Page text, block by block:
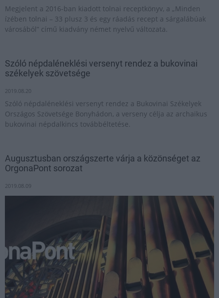
Megjelent a 2016-ban kiadott tolnai receptkönyv, a „Minden
ízében tolnai – 33 plusz 3 és egy ráadás recept a sárgalábúak
városából” című kiadvány német nyelvű változata.
Szóló népdaléneklési versenyt rendez a bukovinai
székelyek szövetsége
2019.08.20
Szóló népdaléneklési versenyt rendez a Bukovinai Székelyek
Országos Szövetsége Bonyhádon, a verseny célja az archaikus
bukovinai népdalkincs továbbéltetése.
Augusztusban országszerte várja a közönséget az
OrgonaPont sorozat
2019.08.09